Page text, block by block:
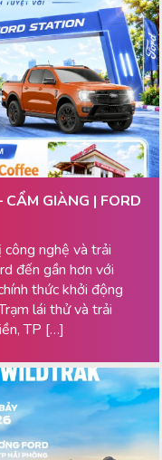
GIÀNG | FORD
nghệ và trải
đến gần hơn với
thức khởi động
lái thử và trải
TP […]